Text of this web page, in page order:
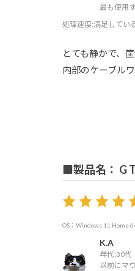
最も使用
処理速度:満足してい
とても静かで、
内部のケーブル
■製品名： G
OS：Windows 11 Home
K.A
年代:30代
以前にマ